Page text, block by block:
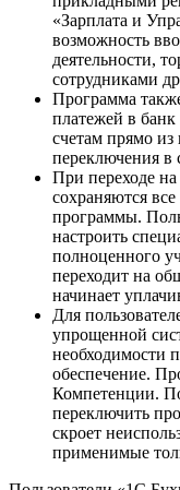
«Зарплата и
возможность
деятельности,
сотрудниками
Программа
платежей в
счетам прямо
переключения в
При переходе
сохраняются
программы.
настроить
полноценного
переходит на
начинает
Для
упрощенной
необходимости
обеспечение.
Компетенции.
переключить
скроет
применимые